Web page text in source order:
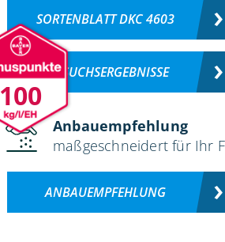
100
SORTENBLATT DKC 4603
VERSUCHSERGEBNISSE
Anbauempfehlung
maßgeschneidert für Ihr
ANBAUEMPFEHLUNG